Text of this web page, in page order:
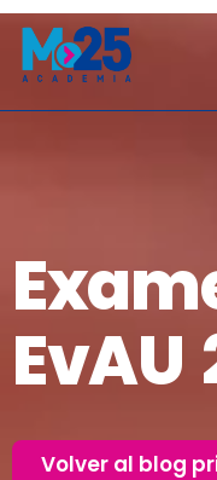
Volver al blog